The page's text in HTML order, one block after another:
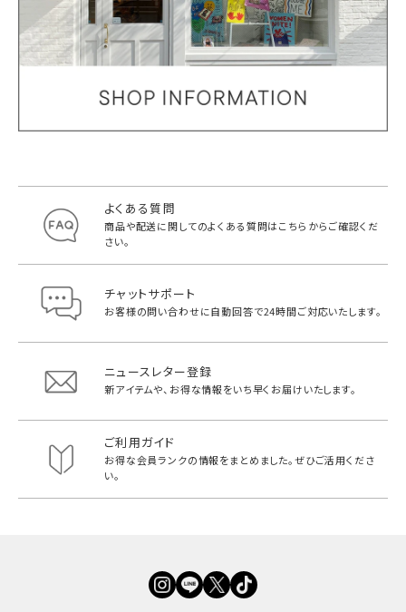
よくある質問
商品や配送に関してのよくある質問はこちらからご確認くだ
さい。
チャットサポート
お客様の問い合わせに自動回答で24時間ご対応いたします。
ニュースレター登録
新アイテムや、お得な情報をいち早く お届けいたします。
ご利用ガイド
お得な会員ランクの情報をまとめました。ぜひご活用くださ
い。